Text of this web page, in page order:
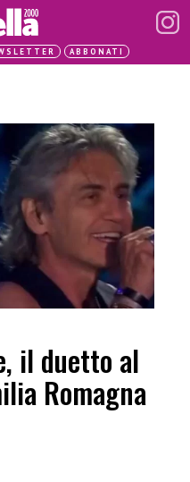
ABBONATI
il duetto al
Romagna